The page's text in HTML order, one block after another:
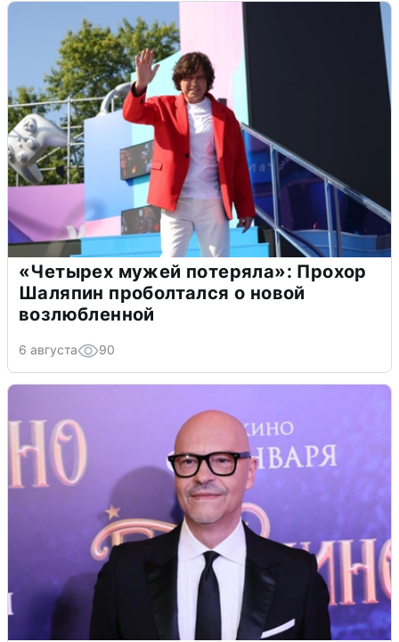
«Четырех мужей потеряла»: Прохор
Шаляпин проболтался о новой
возлюбленной
6 августа 90